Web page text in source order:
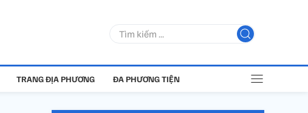
TRANG ĐỊA PHƯƠNG ĐA PHƯƠNG TIỆN